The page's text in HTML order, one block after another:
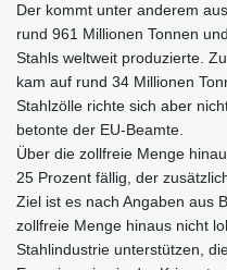
Der kommt unter anderem
rund 961 Millionen Tonnen
Stahls weltweit produzierte.
kam auf rund 34 Millionen
Stahlzölle richte sich aber
betonte der EU-Beamte.
Über die zollfreie Menge
25 Prozent fällig, der
Ziel ist es nach Angaben aus
zollfreie Menge hinaus nicht
Stahlindustrie unterstützen,